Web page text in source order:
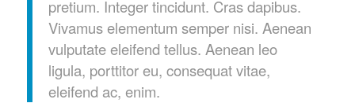
pretium. Integer tincidunt. Cras dapibus.
Vivamus elementum semper nisi. Aenean
vulputate eleifend tellus. Aenean leo
ligula, porttitor eu, consequat vitae,
eleifend ac, enim.